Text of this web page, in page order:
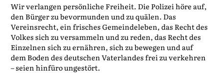
Wir verlangen persönliche Freiheit. Die Polizei höre auf,
den Bürger zu bevormunden und zu quälen. Das
Vereinsrecht, ein frisches Gemeindeleben, das Recht des
Volkes sich zu versammeln und zu reden, das Recht des
Einzelnen sich zu ernähren, sich zu bewegen und auf
dem Boden des deutschen Vaterlandes frei zu verkehren
– seien hinfüro ungestört.